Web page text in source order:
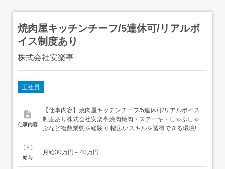
焼肉屋キッチンチーフ/5連休可/リアルボ
イス制度あり
株式会社安楽亭
正社員
仕事内容
【仕事内容】焼肉屋キッチンチーフ/5連休可/リアルボイス
制度あり株式会社安楽亭焼肉焼肉・ステーキ・しゃぶしゃ
ぶなど複数業態を経験可 幅広いスキルを習得できる環境!
特定技能ビザ(1号・2号)保持者 技術・人文知識・国際業務
Visa (Type 1 or Type 2 only)....
給与
月給30万円～40万円